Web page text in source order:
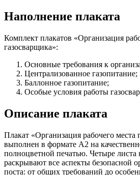
Наполнение плаката
Комплект плакатов «Организация
газосварщика»:
Основные требования к
Централизованное газопитание;
Баллонное газопитание;
Особые условия работы
Описание плаката
Плакат «Организация рабочего места
выполнен в формате А2 на
полноцветной печатью. Четыре листа
раскрывают все аспекты безопасной
поста: от общих требований до